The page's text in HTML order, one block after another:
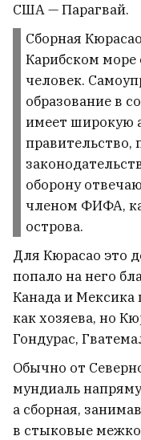
США — Парагвай.
Сборная
Карибском море
человек.
образование в
имеет широкую
правительство,
оборону
членом ФИФА,
острова.
Для Кюрасао это
попало на него
Канада и
как хозяева, но
Гондурас,
Обычно от
мундиаль
а сборная,
в стыковые
Устроила
дорогой
мечтает о
живет
Статкевич:
выдавить
тщетны. Я не